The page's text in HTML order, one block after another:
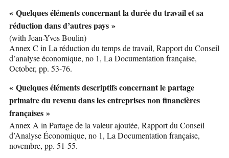
« Quelques éléments concernant la durée du travail et sa
réduction dans d’autres pays »
(with Jean-Yves Boulin)
Annex C in La réduction du temps de travail, Rapport du Conseil
d’analyse économique, no 1, La Documentation française,
October, pp. 53-76.
« Quelques éléments descriptifs concernant le partage
primaire du revenu dans les entreprises non financières
françaises »
Annex A in Partage de la valeur ajoutée, Rapport du Conseil
d’Analyse Économique, no 1, La Documentation française,
novembre, pp. 51-55.